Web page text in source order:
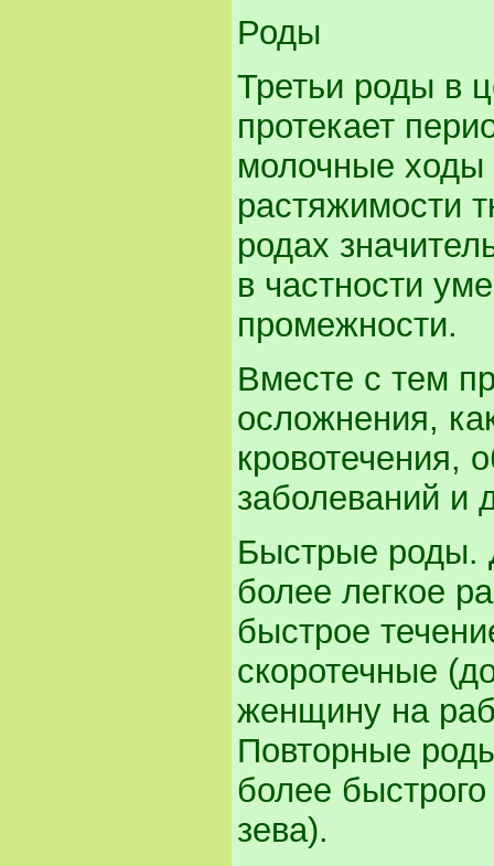
Роды
Третьи роды в
протекает
молочные ходы
растяжимости
родах
в частности
промежности.
Вместе с тем
осложнения,
кровотечения,
заболеваний и
Быстрые роды.
более легкое
быстрое
скоротечные
женщину на
Повторные
более
зева).